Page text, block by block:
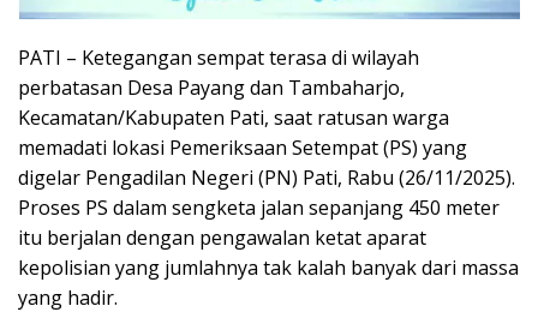
PATI – Ketegangan sempat terasa di wilayah
perbatasan Desa Payang dan Tambaharjo,
Kecamatan/Kabupaten Pati, saat ratusan warga
memadati lokasi Pemeriksaan Setempat (PS) yang
digelar Pengadilan Negeri (PN) Pati, Rabu (26/11/2025).
Proses PS dalam sengketa jalan sepanjang 450 meter
itu berjalan dengan pengawalan ketat aparat
kepolisian yang jumlahnya tak kalah banyak dari massa
yang hadir.